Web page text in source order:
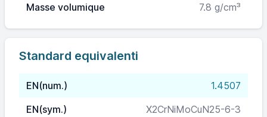
Masse volumique
7.8 g/cm³
Standard equivalenti
EN(num.)
1.4507
EN(sym.)
X2CrNiMoCuN25-6-3